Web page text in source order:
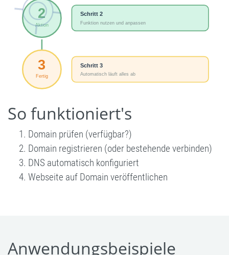
So funktioniert's
Domain prüfen (verfügbar?)
Domain registrieren (oder bestehende verbinden)
DNS automatisch konfiguriert
Webseite auf Domain veröffentlichen
Anwendungsbeispiele